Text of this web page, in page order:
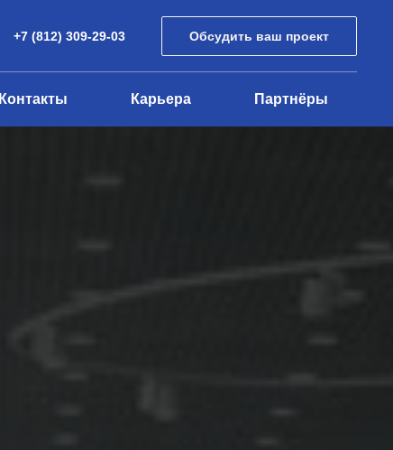
+7 (812) 309-29-03 Обсудить ваш проект
Контакты Карьера Партнёры